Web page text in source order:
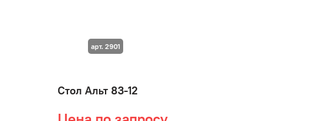
Стол Альт 83-12
арт. 2901